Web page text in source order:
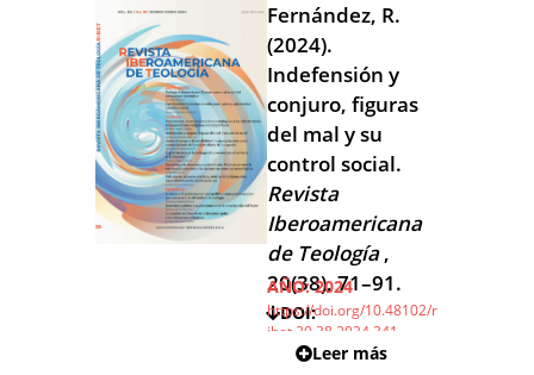
Fernández, R.
(2024).
Indefensión y
conjuro, figuras
del mal y su
control social.
Revista
Iberoamericana
de Teología,
20(38), 71–91.
AÑO: 2024
DOI:
https://doi.org/10.48102/r
ibet.20.38.2024.341
Leer más